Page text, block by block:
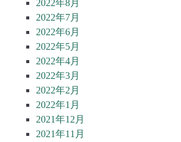
2022年8月
2022年7月
2022年6月
2022年5月
2022年4月
2022年3月
2022年2月
2022年1月
2021年12月
2021年11月